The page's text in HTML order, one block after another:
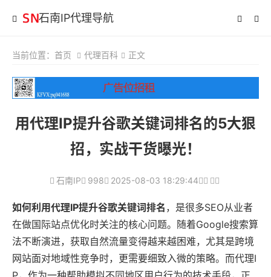
石南IP代理导航
当前位置： 首页 代理百科 正文
用代理IP提升谷歌关键词排名的5大狠
招，实战干货曝光！
石南IP 998 2025-08-03 18:29:44
如何利用代理IP提升谷歌关键词排名 ，是很多SEO从业者
在做国际站点优化时关注的核心问题。随着Google搜索算
法不断演进，获取自然流量变得越来越困难，尤其是跨境
网站面对地域性竞争时，更需要细致入微的策略。而代理I